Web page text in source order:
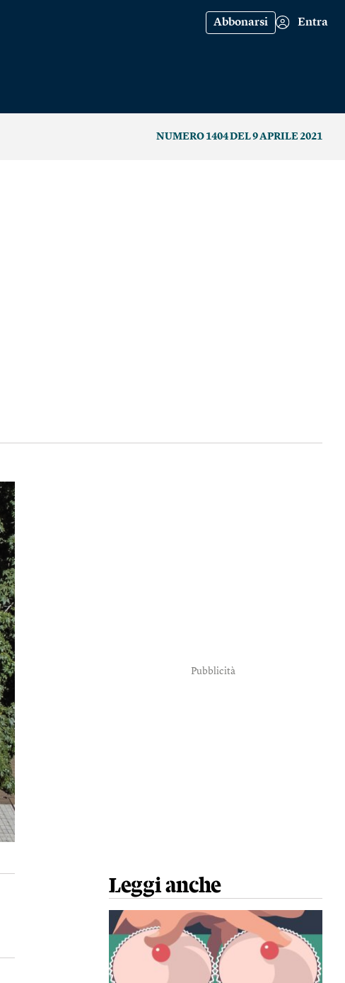
Abbonarsi Entra
NUMERO 1404 DEL 9 APRILE 2021
Pubblicità
Leggi anche